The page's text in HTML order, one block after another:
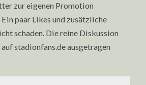
zur eigenen Promotion
paar Likes und zusätzliche
schaden. Die reine Diskussion
stadionfans.de ausgetragen